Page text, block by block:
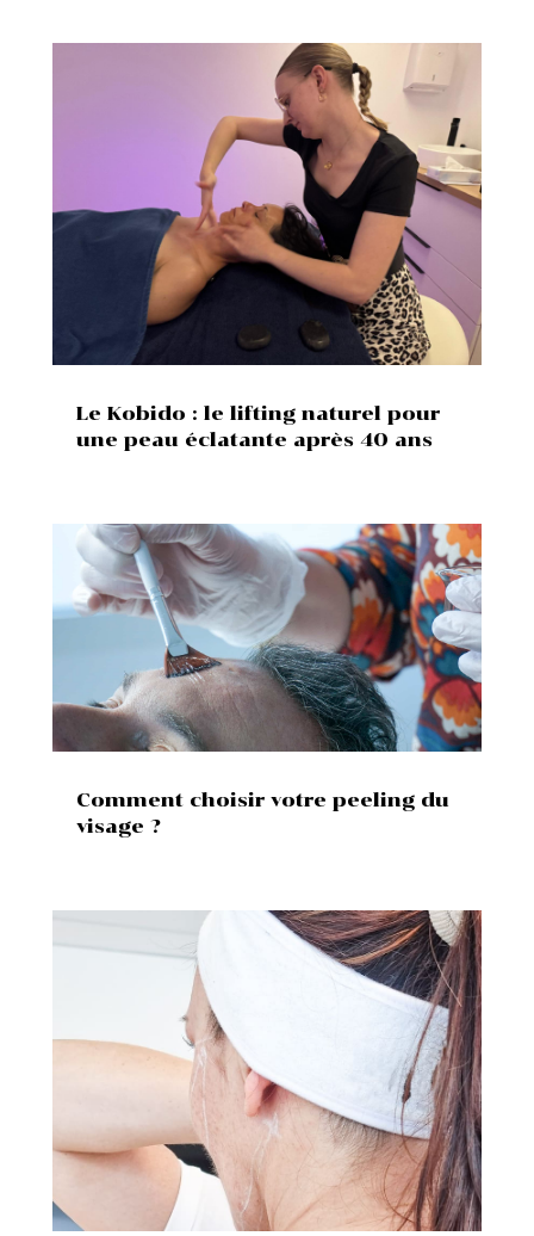
Le Kobido : le lifting naturel pour
une peau éclatante après 40 ans
Comment choisir votre peeling du
visage ?